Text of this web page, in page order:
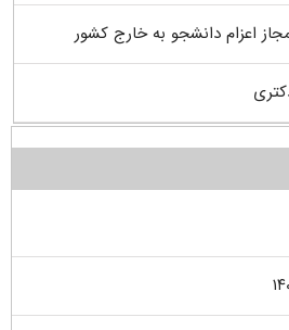
اعزام دانشجو به خارج کشور